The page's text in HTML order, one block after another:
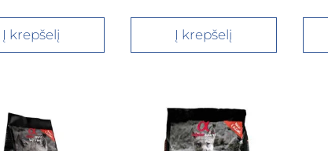
Į krepšelį Į krepšelį